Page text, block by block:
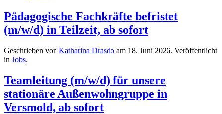
Pädagogische Fachkräfte befristet
(m/w/d) in Teilzeit, ab sofort
Geschrieben von Katharina Drasdo am 18. Juni 2026. Veröffentlicht
in Jobs.
Teamleitung (m/w/d) für unsere
stationäre Außenwohngruppe in
Versmold, ab sofort